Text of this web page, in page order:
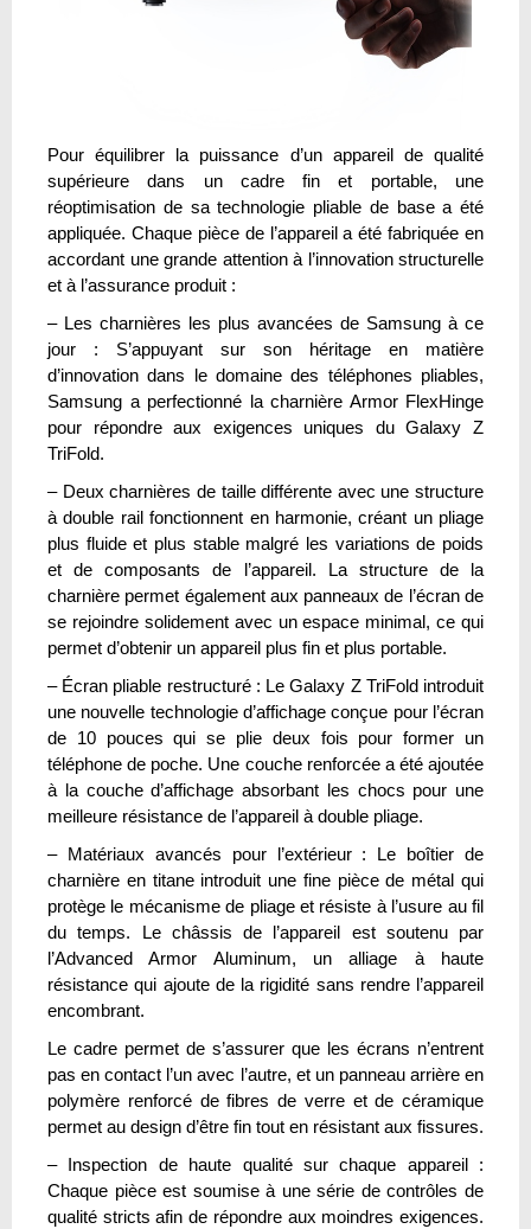
Pour équilibrer la puissance d’un appareil de qualité
supérieure dans un cadre fin et portable, une
réoptimisation de sa technologie pliable de base a été
appliquée. Chaque pièce de l’appareil a été fabriquée en
accordant une grande attention à l’innovation structurelle
et à l’assurance produit :
– Les charnières les plus avancées de Samsung à ce
jour : S’appuyant sur son héritage en matière
d’innovation dans le domaine des téléphones pliables,
Samsung a perfectionné la charnière Armor FlexHinge
pour répondre aux exigences uniques du Galaxy Z
TriFold.
– Deux charnières de taille différente avec une structure
à double rail fonctionnent en harmonie, créant un pliage
plus fluide et plus stable malgré les variations de poids
et de composants de l’appareil. La structure de la
charnière permet également aux panneaux de l’écran de
se rejoindre solidement avec un espace minimal, ce qui
permet d’obtenir un appareil plus fin et plus portable.
– Écran pliable restructuré : Le Galaxy Z TriFold introduit
une nouvelle technologie d’affichage conçue pour l’écran
de 10 pouces qui se plie deux fois pour former un
téléphone de poche. Une couche renforcée a été ajoutée
à la couche d’affichage absorbant les chocs pour une
meilleure résistance de l’appareil à double pliage.
– Matériaux avancés pour l’extérieur : Le boîtier de
charnière en titane introduit une fine pièce de métal qui
protège le mécanisme de pliage et résiste à l’usure au fil
du temps. Le châssis de l’appareil est soutenu par
l’Advanced Armor Aluminum, un alliage à haute
résistance qui ajoute de la rigidité sans rendre l’appareil
encombrant.
Le cadre permet de s’assurer que les écrans n’entrent
pas en contact l’un avec l’autre, et un panneau arrière en
polymère renforcé de fibres de verre et de céramique
permet au design d’être fin tout en résistant aux fissures.
– Inspection de haute qualité sur chaque appareil :
Chaque pièce est soumise à une série de contrôles de
qualité stricts afin de répondre aux moindres exigences.